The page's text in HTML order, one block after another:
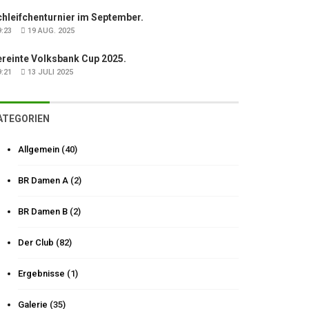
im September.
19 AUG. 2025
Volksbank Cup 2025.
13 JULI 2025
Allgemein (40)
BR Damen A (2)
BR Damen B (2)
Der Club (82)
Ergebnisse (1)
Galerie (35)